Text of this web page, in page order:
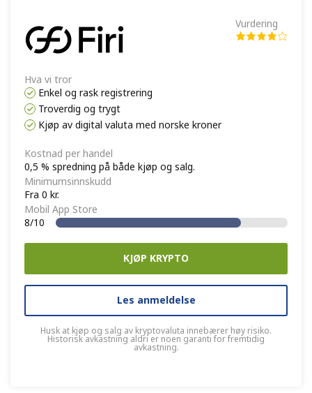
Vurdering
Hva vi tror
Enkel og rask registrering
Troverdig og trygt
Kjøp av digital valuta med norske kroner
Kostnad per handel
0,5 % spredning på både kjøp og salg.
Minimumsinnskudd
Fra 0 kr.
Mobil App Store
8/10
KJØP KRYPTO
Les anmeldelse
Husk at kjøp og salg av kryptovaluta innebærer høy risiko.
Historisk avkastning aldri er noen garanti for fremtidig
avkastning.